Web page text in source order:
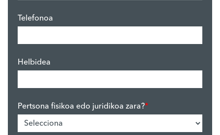
Telefonoa
Helbidea
Pertsona fisikoa edo juridikoa zara?*